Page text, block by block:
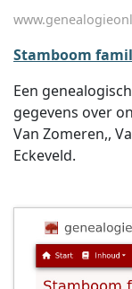
Stamboom
Een
gegevens over
Van Zomeren,,
Eckeveld.